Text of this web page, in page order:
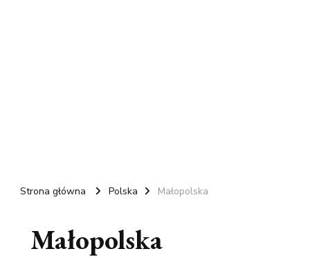
Strona główna Polska Małopolska
Małopolska